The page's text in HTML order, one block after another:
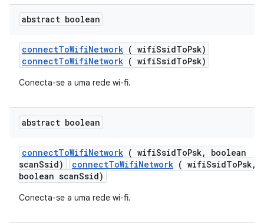
abstract boolean
connectToWifiNetwork ( wifiSsidToPsk)
connectToWifiNetwork ( wifiSsidToPsk)
Conecta-se a uma rede wi-fi.
abstract boolean
connectToWifiNetwork ( wifiSsidToPsk,
boolean
scanSsid) connectToWifiNetwork ( wifiSsidToPsk,
boolean scanSsid)
Conecta-se a uma rede wi-fi.